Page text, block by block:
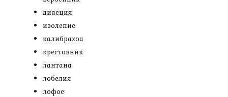
диасция
изолепис
калибрахоа
крестовник
лантана
лобелия
лофос